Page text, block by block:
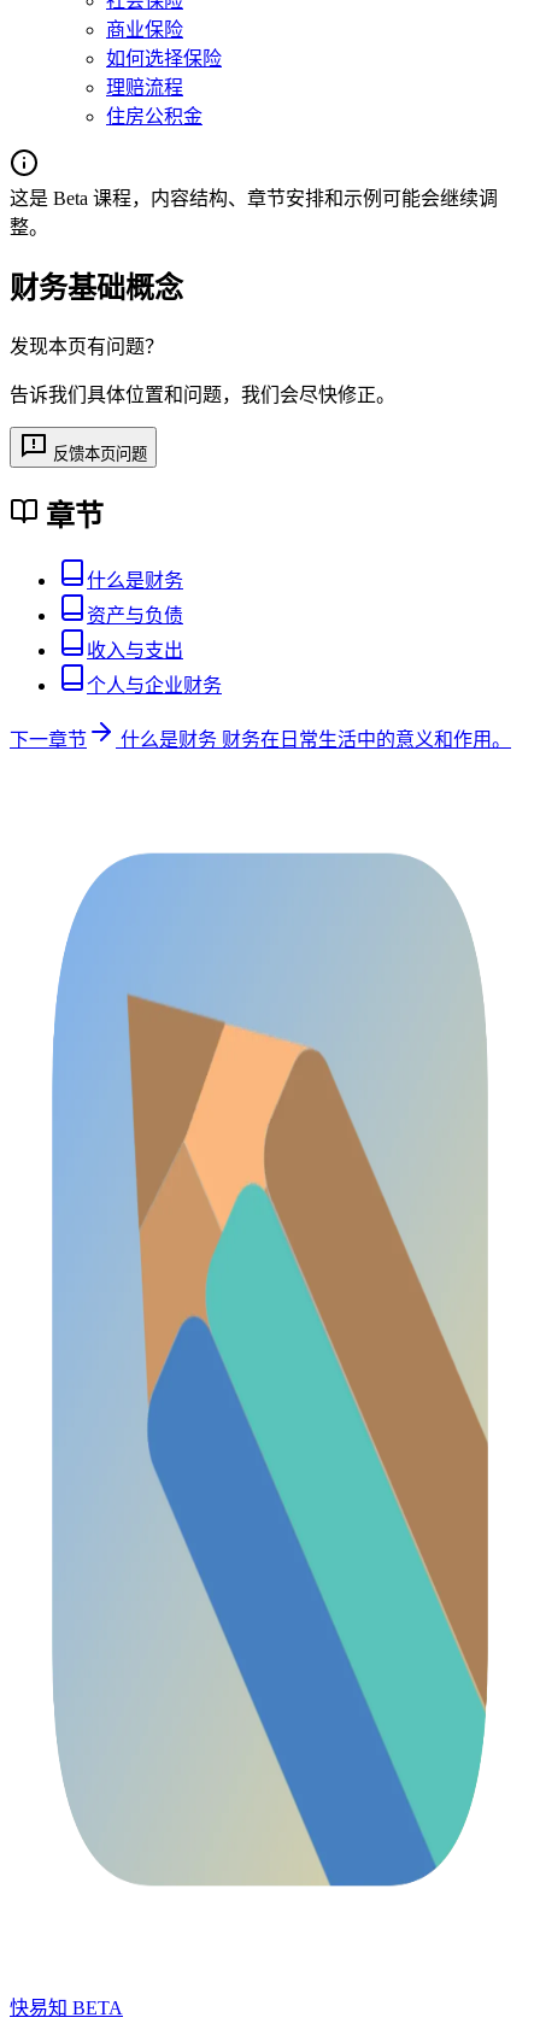
商业保险
如何选择保险
理赔流程
住房公积金
这是 Beta 课程，内容结构、章节安排和示例可能会继续调
整。
财务基础概念
发现本页有问题？
告诉我们具体位置和问题，我们会尽快修正。
反馈本页问题
章节
什么是财务
资产与负债
收入与支出
个人与企业财务
下一章节 什么是财务 财务在日常生活中的意义和作用。
快易知 BETA